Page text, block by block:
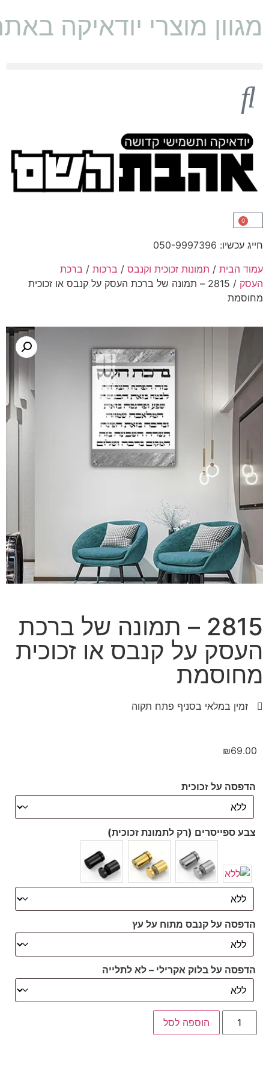
מגוון מוצרי יודאיקה
0
חייג עכשיו: 050-9997396
עמוד הבית / תמונות זכוכית וקנבס / ברכות / ברכת
העסק
/ 2815 – תמונה של ברכת העסק על קנבס או זכוכית
מחוסמת
2815 – תמונה של ברכת
העסק על קנבס או זכוכית
מחוסמת
זמין במלאי בסניף פתח תקוה
₪69.00
הדפסה על זכוכית
צבע ספייסרים (רק לתמונת זכוכית)
הדפסה על קנבס מתוח על עץ
הדפסה על בלוק אקרילי – לא לתלייה
הוספה לסל